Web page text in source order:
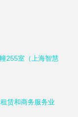
255室（上海智慧
赁和商务服务业